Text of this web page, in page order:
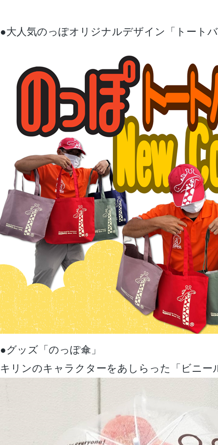
●大人気のっぽオリジナルデザイン「トート
●グッズ「のっぽ傘」
キリンのキャラクターをあしらった「ビニー